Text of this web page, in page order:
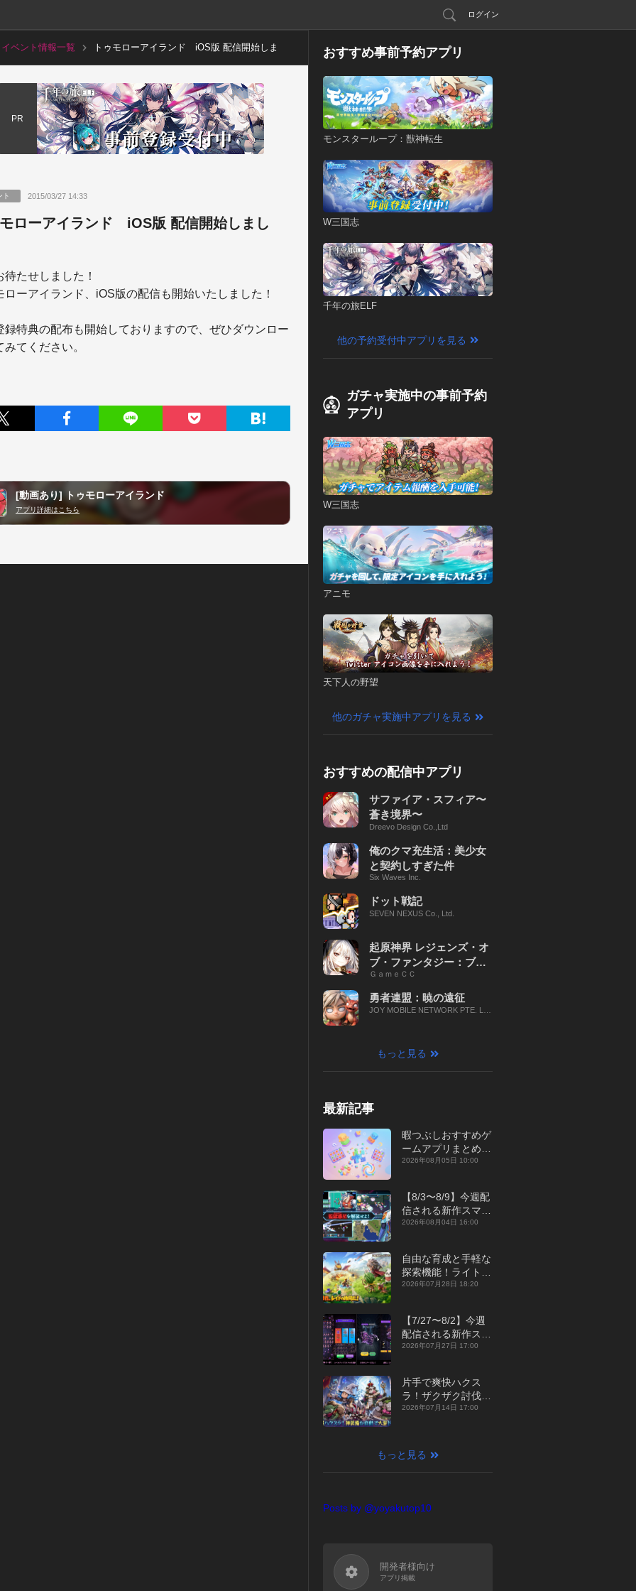
ログイン
イベント情報一覧
トゥモローアイランド iOS版 配信開始しま
PR
ト 2015/03/27 14:33
ローアイランド iOS版 配信開始しまし
待たせしました！
ローアイランド、iOS版の配信も開始いたしました！
録特典の配布も開始しておりますので、ぜひダウンロー
[動画あり] トゥモローアイランド
アプリ詳細はこちら
おすすめ事前予約アプリ
モンスターループ：獣神転生
W三国志
千年の旅ELF
他の予約受付中アプリを見る
ガチャ実施中の事前予約
アプリ
W三国志
アニモ
天下人の野望
他のガチャ実施中アプリを見る
おすすめの配信中アプリ
サファイア・スフィア〜
蒼き境界〜
Dreevo Design Co.,Ltd
俺のクマ充生活：美少女
と契約しすぎた件
Six Waves Inc.
ドット戦記
SEVEN NEXUS Co., Ltd.
起原神界 レジェンズ・オ
ブ・ファンタジー：ブレ
イブ X
ＧａｍｅＣＣ
勇者連盟：暁の遠征
JOY MOBILE NETWORK PTE. LT
もっと見る
最新記事
暇つぶしおすすめゲ
ームアプリまとめ｜
オフライン対応あり
2026年08月05日 10:00
【8/3〜8/9】今週配
信される新作スマホ
ゲームをまとめてお
2026年08月04日 16:00
自由な育成と手軽な
探索機能！ライトカ
ジュアルMMORPG
征』【最新作PICKU
P】
2026年07月28日 18:20
【7/27〜8/2】今週
配信される新作スマ
ホゲームをまとめて
年】
2026年07月27日 17:00
片手で爽快ハクス
ラ！ザクザク討伐し
て神装備を集める放
【最新作PICKUP】
2026年07月14日 17:00
もっと見る
Posts by @yoyakutop10
開発者様向け
アプリ掲載